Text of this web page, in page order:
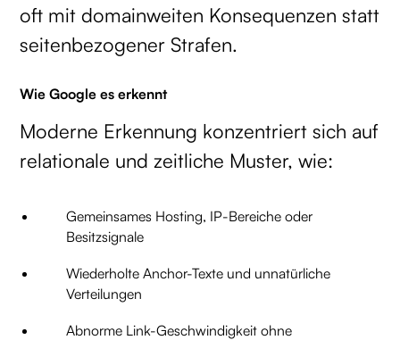
oft mit domainweiten Konsequenzen statt
seitenbezogener Strafen.
Wie Google es erkennt
Moderne Erkennung konzentriert sich auf
relationale und zeitliche Muster, wie:
Gemeinsames Hosting, IP-Bereiche oder
Besitzsignale
Wiederholte Anchor-Texte und unnatürliche
Verteilungen
Abnorme Link-Geschwindigkeit ohne